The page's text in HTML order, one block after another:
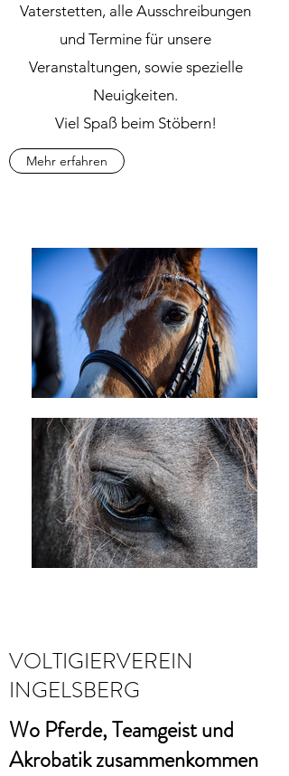
Vaterstetten, alle Ausschreibungen
und Termine für unsere
Veranstaltungen, sowie spezielle
Neuigkeiten.
Viel Spaß beim Stöbern!
Mehr erfahren
VOLTIGIERVEREIN
INGELSBERG
Wo Pferde, Teamgeist und
Akrobatik zusammenkommen